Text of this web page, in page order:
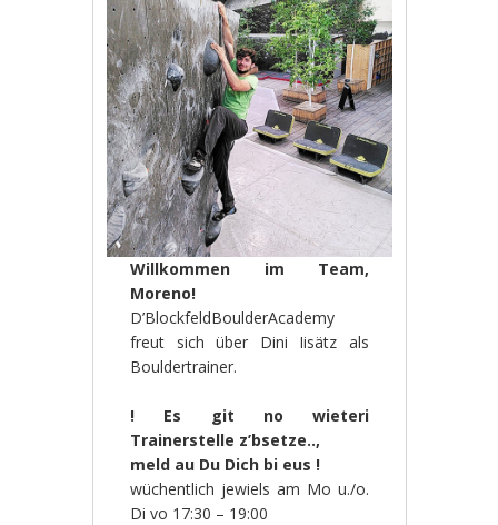
Willkommen im Team,
Moreno!
D’BlockfeldBoulderAcademy
freut sich über Dini Iisätz als
Bouldertrainer.
! Es git no wieteri
Trainerstelle z’bsetze..,
meld au Du Dich bi eus !
wüchentlich jewiels am Mo u./o.
Di vo 17:30 – 19:00